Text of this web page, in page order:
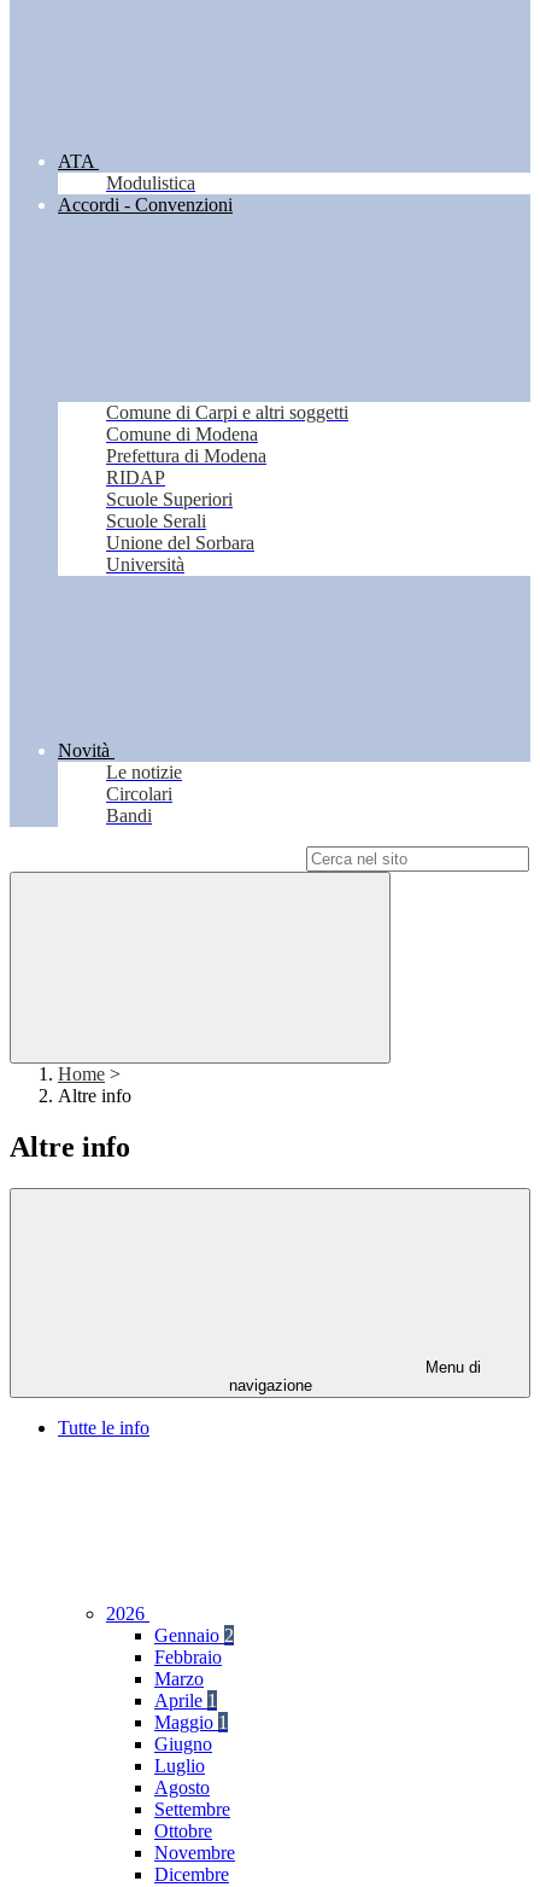
ATA
Modulistica
Accordi - Convenzioni
Comune di Carpi e altri soggetti
Comune di Modena
Prefettura di Modena
RIDAP
Scuole Superiori
Scuole Serali
Unione del Sorbara
Università
Novità
Le notizie
Circolari
Bandi
Home >
Altre info
Altre info
Menu di
navigazione
Tutte le info
2026
Gennaio 2
Febbraio
Marzo
Aprile 1
Maggio 1
Giugno
Luglio
Agosto
Settembre
Ottobre
Novembre
Dicembre